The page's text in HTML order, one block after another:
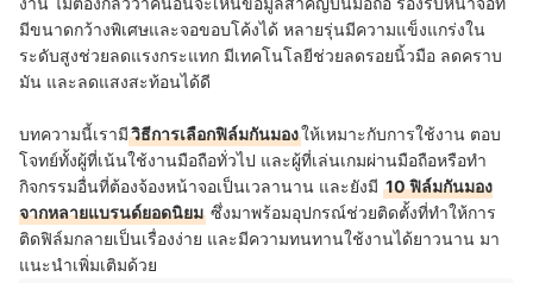
มีขนาดกว้างพิเศษและจอขอบโค้งได้ หลายรุ่นมีความแข็งแกร่งใน
ระดับสูงช่วยลดแรงกระแทก มีเทคโนโลยีช่วยลดรอยนิ้วมือ ลดคราบ
มัน และลดแสงสะท้อนได้ดี
บทความนี้เรามีวิธีการเลือกฟิล์มกันมองให้เหมาะกับการใช้งาน ตอบ
โจทย์ทั้งผู้ที่เน้นใช้งานมือถือทั่วไป และผู้ที่เล่นเกมผ่านมือถือหรือทำ
กิจกรรมอื่นที่ต้องจ้องหน้าจอเป็นเวลานาน และยังมี 10 ฟิล์มกันมอง
จากหลายแบรนด์ยอดนิยม ซึ่งมาพร้อมอุปกรณ์ช่วยติดตั้งที่ทำให้การ
ติดฟิล์มกลายเป็นเรื่องง่าย และมีความทนทานใช้งานได้ยาวนาน มา
แนะนำเพิ่มเติมด้วย